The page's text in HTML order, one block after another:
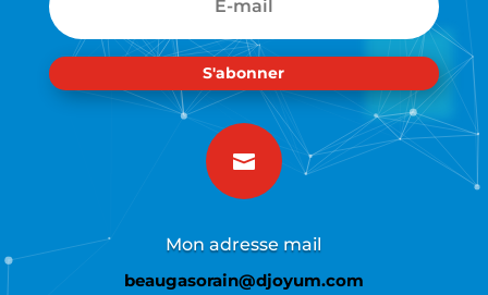
S'abonner

Mon adresse mail
beaugasorain@djoyum.com